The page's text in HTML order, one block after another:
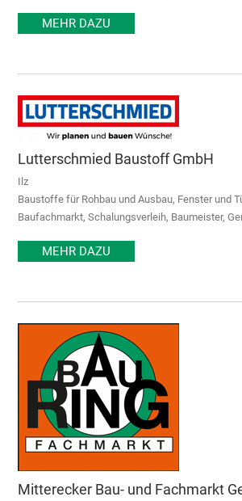
MEHR DAZU
Lutterschmied Baustoff GmbH
Ilz
Baustoffe für Rohbau und Ausbau, Fenster und
Baufachmarkt, Schalungsverleih, Baumeister,
MEHR DAZU
Mitterecker Bau- und Fachmarkt